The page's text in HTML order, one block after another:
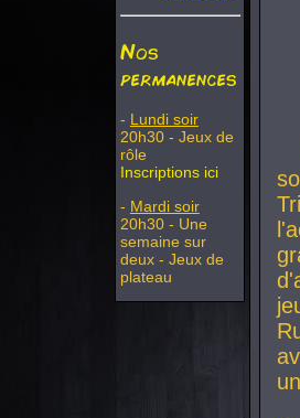
Nos
permanences
- Lundi soir
20h30 - Jeux de
rôle
Inscriptions ici
- Mardi soir
20h30 - Une
semaine sur
deux - Jeux de
plateau